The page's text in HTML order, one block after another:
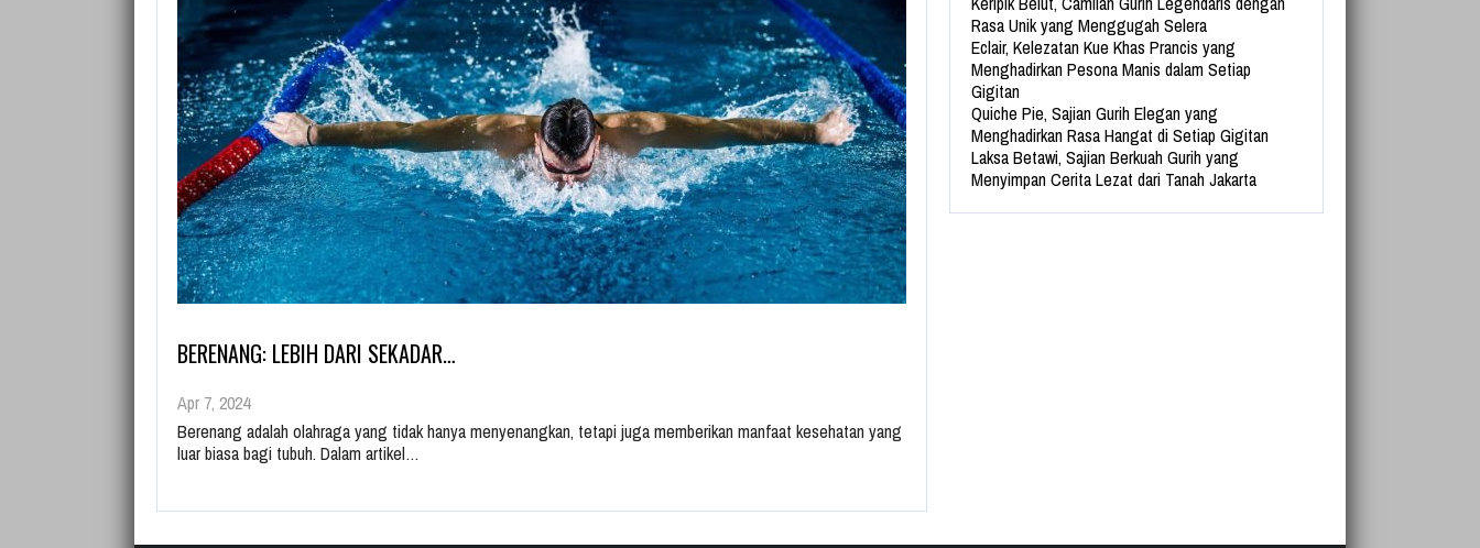
BERENANG: LEBIH DARI SEKADAR…
Apr 7, 2024
Berenang adalah olahraga yang tidak hanya menyenangkan, tetapi juga memberikan manfaat kesehatan yang
luar biasa bagi tubuh. Dalam artikel…
Rasa Unik yang Menggugah Selera
Eclair, Kelezatan Kue Khas Prancis yang
Menghadirkan Pesona Manis dalam Setiap
Gigitan
Quiche Pie, Sajian Gurih Elegan yang
Menghadirkan Rasa Hangat di Setiap Gigitan
Laksa Betawi, Sajian Berkuah Gurih yang
Menyimpan Cerita Lezat dari Tanah Jakarta